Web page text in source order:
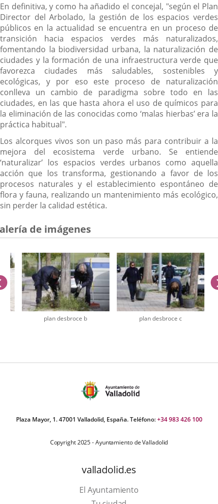
En definitiva, y como ha añadido el concejal, "según el Plan
Director del Arbolado, la gestión de los espacios verdes
públicos en la actualidad se encuentra en un proceso de
transición hacia espacios verdes más naturalizados,
fomentando la biodiversidad urbana, la naturalización de
ciudades y la formación de una infraestructura verde que
favorezca ciudades más saludables, sostenibles y
ecológicas, y por eso este proceso de naturalización
conlleva un cambio de paradigma sobre todo en las
ciudades, en las que hasta ahora el uso de químicos para
la eliminación de las conocidas como ‘malas hierbas’ era la
práctica habitual".
Los alcorques vivos son un paso más para contribuir a la
mejora del ecosistema verde urbano. Se entiende
‘naturalizar’ los espacios verdes urbanos como aquella
acción que los transforma, gestionando a favor de los
procesos naturales y el establecimiento espontáneo de
flora y fauna, realizando un mantenimiento más ecológico,
sin perder la calidad estética.
de imágenes
plan desbroce b plan desbroce c
anterior
Plaza Mayor, 1. 47001 Valladolid, España. Teléfono:+34 983 426 100
Copyright 2025 - Ayuntamiento de Valladolid
valladolid.es
El Ayuntamiento